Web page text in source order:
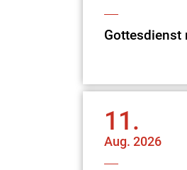
11.
Aug. 2026